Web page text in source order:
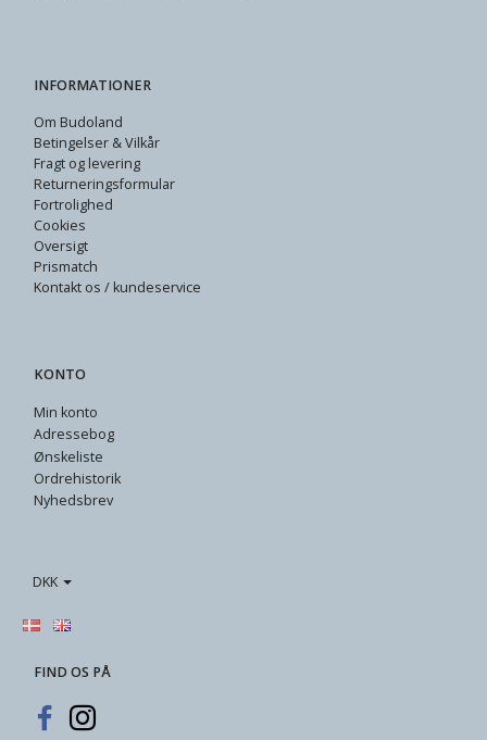
INFORMATIONER
Om Budoland
Betingelser & Vilkår
Fragt og levering
Returneringsformular
Fortrolighed
Cookies
Oversigt
Prismatch
Kontakt os / kundeservice
KONTO
Min konto
Adressebog
Ønskeliste
Ordrehistorik
Nyhedsbrev
DKK
FIND OS PÅ